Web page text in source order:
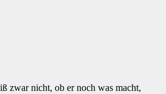
zwar nicht, ob er noch was macht,